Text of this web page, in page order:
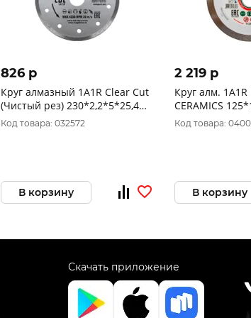
826 p
Круг алмазный 1A1R Clear Cut
(Чистый рез) 230*2,2*5*25,4
"МОS-DISTAR"1881
Код товара: 032572
В корзину
2 219 p
Круг алм. 1A1R
CERAMICS
"SKYWER" SK-
Код товара:
В корзину
Скачать приложение